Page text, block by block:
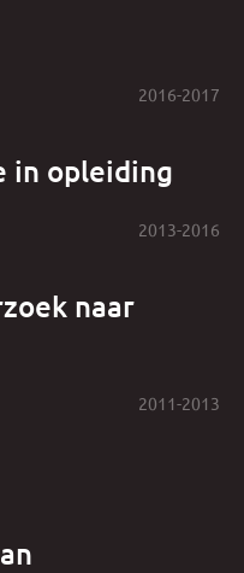
2016-2017
in opleiding
2013-2016
naar
2011-2013